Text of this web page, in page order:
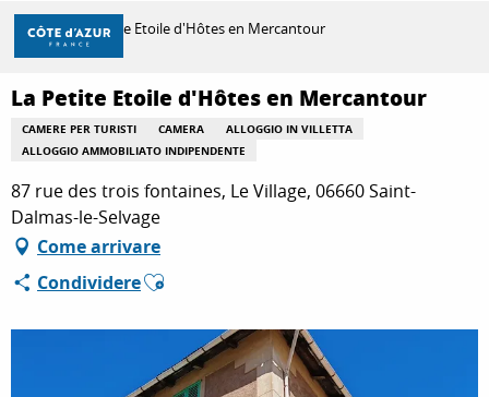
Aller
contenu
principal
SCOPRIRE
PER FARE
SOGGIORNO
Casa La Petite Etoile d'Hôtes en Mercantour
La Petite Etoile d'Hôtes en Mercantour
CAMERE PER TURISTI CAMERA
ALLOGGIO IN VILLETTA
ALLOGGIO AMMOBILIATO INDIPENDENTE
87 rue des trois fontaines, Le Village, 06660 Saint-
Dalmas-le-Selvage
Come arrivare
CondividereAjouter aux favoris